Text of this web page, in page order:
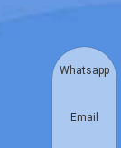
Whatsapp
Email